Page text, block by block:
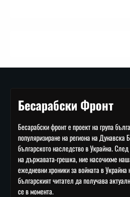
Бесарабски Фронт
Бесарабски фронт е проект на група
популяризиране на региона на Дунавска
българското наследство в Украйна.
на държавата-грешка, ние насочихме
ежедневни хроники за войната в
българският читател да получава
се в момента.